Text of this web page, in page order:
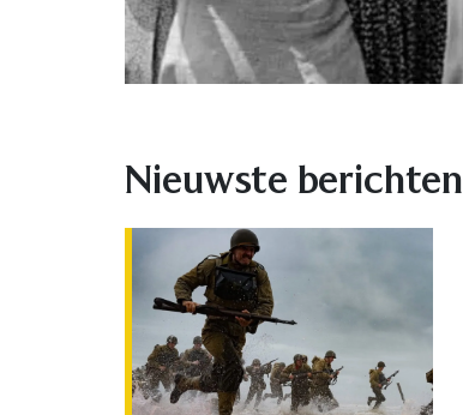
Nieuwste berichten